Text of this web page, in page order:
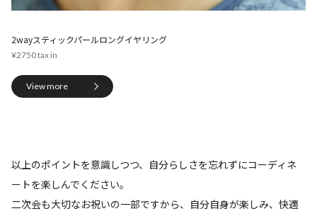
2wayスティックパールロングイヤリング
¥2750
View more
以上のポイントを意識しつつ、自分らしさを忘れずにコーディネ
ートを楽しんでください。
二次会も大切なお祝いの一部ですから、自分自身が楽しみ、快適